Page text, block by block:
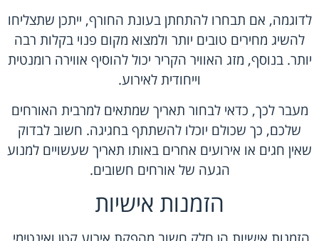
לדוגמה, אם תבחרו להתחתן בעונת החורף, ייתכן שתצליחו
להשיג מחירים טובים יותר ולמצוא מקום פנוי בקלות רבה
יותר. בנוסף, מזג האוויר הקריר יכול להוסיף אווירה רומנטית
וייחודית לאירוע.
מעבר לכך, כדאי לבחור תאריך שמתאים למרבית האורחים
שלכם, כך שכולם יוכלו להשתתף בחגיגה. חשוב לבדוק
שאין חגים או אירועים אחרים באותו תאריך שעשויים למנוע
הגעה של אורחים חשובים.
הזמנות אישיות